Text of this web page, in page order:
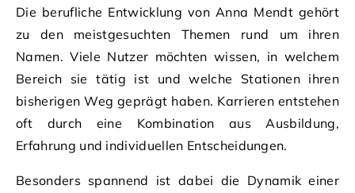
Die berufliche Entwicklung von Anna Mendt gehört
zu den meistgesuchten Themen rund um ihren
Namen. Viele Nutzer möchten wissen, in welchem
Bereich sie tätig ist und welche Stationen ihren
bisherigen Weg geprägt haben. Karrieren entstehen
oft durch eine Kombination aus Ausbildung,
Erfahrung und individuellen Entscheidungen.
Besonders spannend ist dabei die Dynamik einer